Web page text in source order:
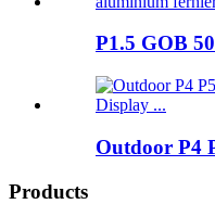
P1.5 GOB
Outdoor P4
Products